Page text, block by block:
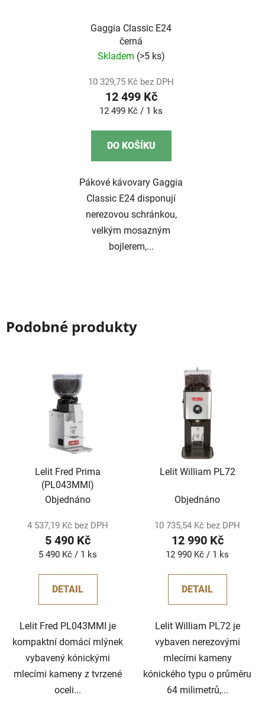
Gaggia Classic E24
černá
Skladem (>5 ks)
10 329,75 Kč bez DPH
12 499 Kč
Měrná
12 499 Kč / 1 ks
DO KOŠÍKU
Pákové kávovary Gaggia
Classic E24 disponují
nerezovou schránkou,
velkým mosazným
bojlerem,...
Podobné produkty
Lelit Fred Prima
(PL043MMI)
Objednáno
4 537,19 Kč bez DPH
5 490 Kč
Měrná
5 490 Kč / 1 ks
DETAIL
Lelit Fred PL043MMI je
kompaktní domácí mlýnek
vybavený kónickými
mlecími kameny z tvrzené
oceli...
Lelit William PL72
Objednáno
10 735,54 Kč bez DPH
12 990 Kč
Měrná
12 990 Kč / 1 ks
DETAIL
Lelit William PL72 je
vybaven nerezovými
mlecími kameny
kónického typu o průměru
64 milimetrů,...